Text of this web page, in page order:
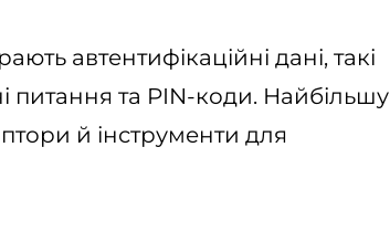
автентифікаційні дані, такі
питання та PIN-коди. Найбільшу
й інструменти для